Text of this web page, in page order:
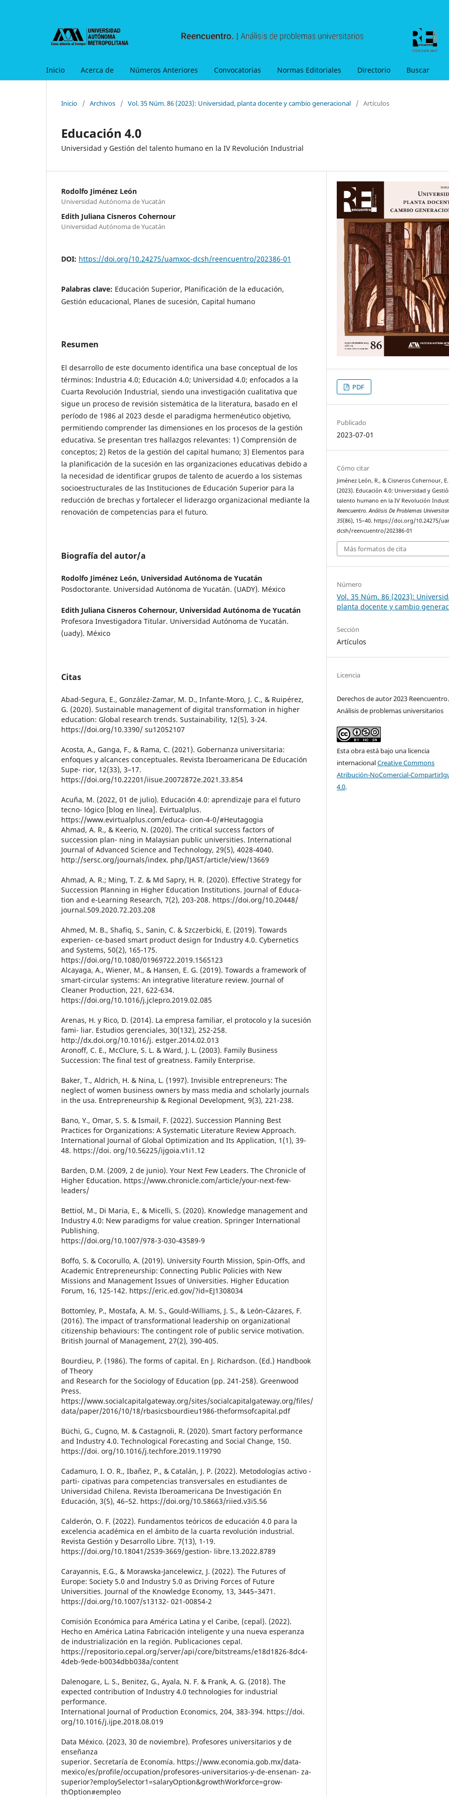
Inicio Acerca de Números Anteriores Convocatorias Normas Editoriales Directorio Buscar
Inicio / Archivos / Vol. 35 Núm. 86 (2023): Universidad, planta docente y cambio generacional / Artículos
Educación 4.0
Universidad y Gestión del talento humano en la IV Revolución Industrial
Rodolfo Jiménez León
Universidad Autónoma de Yucatán
Edith Juliana Cisneros Cohernour
Universidad Autónoma de Yucatán
DOI: https://doi.org/10.24275/uamxoc-dcsh/reencuentro/202386-01
Palabras clave: Educación Superior, Planificación de la educación,
Gestión educacional, Planes de sucesión, Capital humano
Resumen
El desarrollo de este documento identifica una base conceptual de los
términos: Industria 4.0; Educación 4.0; Universidad 4.0; enfocados a la
Cuarta Revolución Industrial, siendo una investigación cualitativa que
sigue un proceso de revisión sistemática de la literatura, basado en el
período de 1986 al 2023 desde el paradigma hermenéutico objetivo,
permitiendo comprender las dimensiones en los procesos de la gestión
educativa. Se presentan tres hallazgos relevantes: 1) Comprensión de
conceptos; 2) Retos de la gestión del capital humano; 3) Elementos para
la planificación de la sucesión en las organizaciones educativas debido a
la necesidad de identificar grupos de talento de acuerdo a los sistemas
socioestructurales de las Instituciones de Educación Superior para la
reducción de brechas y fortalecer el liderazgo organizacional mediante la
renovación de competencias para el futuro.
Biografía del autor/a
Rodolfo Jiménez León, Universidad Autónoma de Yucatán
Posdoctorante. Universidad Autónoma de Yucatán. (UADY). México
Edith Juliana Cisneros Cohernour, Universidad Autónoma de Yucatán
Profesora Investigadora Titular. Universidad Autónoma de Yucatán.
(uady). México
Citas
Abad-Segura, E., González-Zamar, M. D., Infante-Moro, J. C., & Ruipérez,
G. (2020). Sustainable management of digital transformation in higher
education: Global research trends. Sustainability, 12(5), 3-24.
https://doi.org/10.3390/ su12052107
Acosta, A., Ganga, F., & Rama, C. (2021). Gobernanza universitaria:
enfoques y alcances conceptuales. Revista Iberoamericana De Educación
Supe- rior, 12(33), 3–17.
https://doi.org/10.22201/iisue.20072872e.2021.33.854
Acuña, M. (2022, 01 de julio). Educación 4.0: aprendizaje para el futuro
tecno- lógico [blog en línea]. Evirtualplus.
https://www.evirtualplus.com/educa- cion-4-0/#Heutagogia
Ahmad, A. R., & Keerio, N. (2020). The critical success factors of
succession plan- ning in Malaysian public universities. International
Journal of Advanced Science and Technology, 29(5), 4028-4040.
http://sersc.org/journals/index. php/IJAST/article/view/13669
Ahmad, A. R.; Ming, T. Z. & Md Sapry, H. R. (2020). Effective Strategy for
Succession Planning in Higher Education Institutions. Journal of Educa-
tion and e-Learning Research, 7(2), 203-208. https://doi.org/10.20448/
journal.509.2020.72.203.208
Ahmed, M. B., Shafiq, S., Sanin, C. & Szczerbicki, E. (2019). Towards
experien- ce-based smart product design for Industry 4.0. Cybernetics
and Systems, 50(2), 165-175.
https://doi.org/10.1080/01969722.2019.1565123
Alcayaga, A., Wiener, M., & Hansen, E. G. (2019). Towards a framework of
smart-circular systems: An integrative literature review. Journal of
Cleaner Production, 221, 622-634.
https://doi.org/10.1016/j.jclepro.2019.02.085
Arenas, H. y Rico, D. (2014). La empresa familiar, el protocolo y la sucesión
fami- liar. Estudios gerenciales, 30(132), 252-258.
http://dx.doi.org/10.1016/j. estger.2014.02.013
Aronoff, C. E., McClure, S. L. & Ward, J. L. (2003). Family Business
Succession: The final test of greatness. Family Enterprise.
Baker, T., Aldrich, H. & Nina, L. (1997). Invisible entrepreneurs: The
neglect of women business owners by mass media and scholarly journals
in the usa. Entrepreneurship & Regional Development, 9(3), 221-238.
Bano, Y., Omar, S. S. & Ismail, F. (2022). Succession Planning Best
Practices for Organizations: A Systematic Literature Review Approach.
International Journal of Global Optimization and Its Application, 1(1), 39-
48. https://doi. org/10.56225/ijgoia.v1i1.12
Barden, D.M. (2009, 2 de junio). Your Next Few Leaders. The Chronicle of
Higher Education. https://www.chronicle.com/article/your-next-few-
leaders/
Bettiol, M., Di Maria, E., & Micelli, S. (2020). Knowledge management and
Industry 4.0: New paradigms for value creation. Springer International
Publishing.
https://doi.org/10.1007/978-3-030-43589-9
Boffo, S. & Cocorullo, A. (2019). University Fourth Mission, Spin-Offs, and
Academic Entrepreneurship: Connecting Public Policies with New
Missions and Management Issues of Universities. Higher Education
Forum, 16, 125-142. https://eric.ed.gov/?id=EJ1308034
Bottomley, P., Mostafa, A. M. S., Gould‐Williams, J. S., & León‐Cázares, F.
(2016). The impact of transformational leadership on organizational
citizenship behaviours: The contingent role of public service motivation.
British Journal of Management, 27(2), 390-405.
Bourdieu, P. (1986). The forms of capital. En J. Richardson. (Ed.) Handbook
of Theory
and Research for the Sociology of Education (pp. 241-258). Greenwood
Press.
https://www.socialcapitalgateway.org/sites/socialcapitalgateway.org/files/
data/paper/2016/10/18/rbasicsbourdieu1986-theformsofcapital.pdf
Büchi, G., Cugno, M. & Castagnoli, R. (2020). Smart factory performance
and Industry 4.0. Technological Forecasting and Social Change, 150.
https://doi. org/10.1016/j.techfore.2019.119790
Cadamuro, I. O. R., Ibañez, P., & Catalán, J. P. (2022). Metodologías activo -
parti- cipativas para competencias transversales en estudiantes de
Universidad Chilena. Revista Iberoamericana De Investigación En
Educación, 3(5), 46–52. https://doi.org/10.58663/riied.v3i5.56
Calderón, O. F. (2022). Fundamentos teóricos de educación 4.0 para la
excelencia académica en el ámbito de la cuarta revolución industrial.
Revista Gestión y Desarrollo Libre. 7(13), 1-19.
https://doi.org/10.18041/2539-3669/gestion- libre.13.2022.8789
Carayannis, E.G., & Morawska-Jancelewicz, J. (2022). The Futures of
Europe: Society 5.0 and Industry 5.0 as Driving Forces of Future
Universities. Journal of the Knowledge Economy, 13, 3445–3471.
https://doi.org/10.1007/s13132- 021-00854-2
Comisión Económica para América Latina y el Caribe, (cepal). (2022).
Hecho en América Latina Fabricación inteligente y una nueva esperanza
de industrialización en la región. Publicaciones cepal.
https://repositorio.cepal.org/server/api/core/bitstreams/e18d1826-8dc4-
4deb-9ede-b0034dbb038a/content
Dalenogare, L. S., Benitez, G., Ayala, N. F. & Frank, A. G. (2018). The
expected contribution of Industry 4.0 technologies for industrial
performance.
International Journal of Production Economics, 204, 383-394. https://doi.
org/10.1016/j.ijpe.2018.08.019
Data México. (2023, 30 de noviembre). Profesores universitarios y de
enseñanza
superior. Secretaría de Economía. https://www.economia.gob.mx/data-
mexico/es/profile/occupation/profesores-universitarios-y-de-ensenan- za-
superior?employSelector1=salaryOption&growthWorkforce=grow-
thOption#empleo
PDF
Publicado
2023-07-01
Cómo citar
Jiménez León, R., & Cisneros Cohernour, E.
(2023). Educación 4.0: Universidad y
talento humano en la IV Revolución
Reencuentro. Análisis De Problemas
35(86), 15–40. https://doi.org/10.24275/
dcsh/reencuentro/202386-01
Más formatos de cita
Número
Vol. 35 Núm. 86 (2023):
planta docente y cambio
Sección
Artículos
Licencia
Derechos de autor 2023 Reencuentro.
Análisis de problemas universitarios
Esta obra está bajo una licencia
internacionalCreative Commons
Atribución-NoComercial-
4.0.